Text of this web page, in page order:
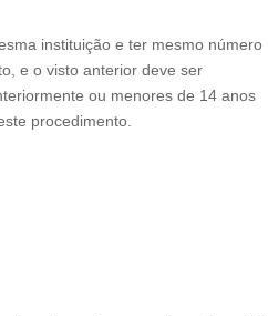
instituição e ter mesmo número
e o visto anterior deve ser
ou menores de 14 anos
procedimento.